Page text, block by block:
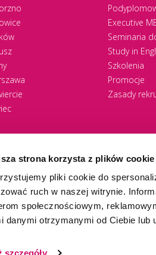
strona korzysta z plików cookie
pliki cookie do
ruch w naszej witrynie.
społecznościowym,
danymi otrzymanymi od Ciebie lub
szczegóły
Executive
Seminaria
Study in
Szkolenia
Promocje
Zasady